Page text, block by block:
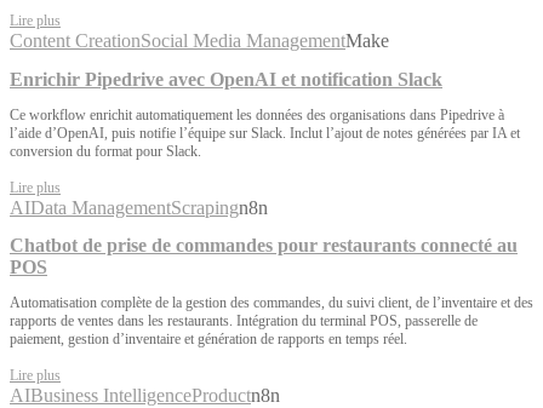
Lire plus
Content CreationSocial Media ManagementMake
Enrichir Pipedrive avec OpenAI et notification Slack
Ce workflow enrichit automatiquement les données des organisations dans Pipedrive à
l’aide d’OpenAI, puis notifie l’équipe sur Slack. Inclut l’ajout de notes générées par IA et
conversion du format pour Slack.
Lire plus
AIData ManagementScrapingn8n
Chatbot de prise de commandes pour restaurants connecté au
POS
Automatisation complète de la gestion des commandes, du suivi client, de l’inventaire et des
rapports de ventes dans les restaurants. Intégration du terminal POS, passerelle de
paiement, gestion d’inventaire et génération de rapports en temps réel.
Lire plus
AIBusiness IntelligenceProductn8n